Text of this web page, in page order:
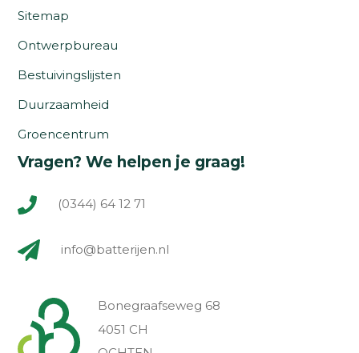
Sitemap
Ontwerpbureau
Bestuivingslijsten
Duurzaamheid
Groencentrum
Vragen? We helpen je graag!
(0344) 64 12 71
info@batterijen.nl
Bonegraafseweg 68
4051 CH